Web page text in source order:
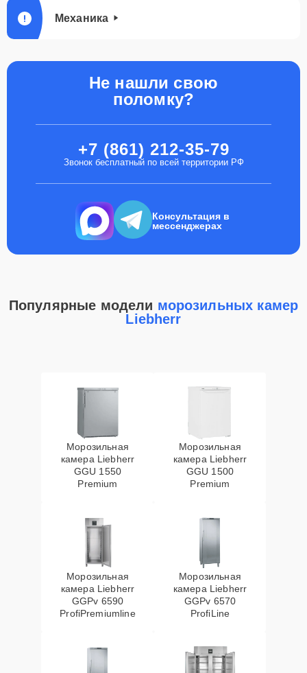
Механика
Не нашли свою
поломку?
+7 (861) 212-35-79
Звонок бесплатный по всей территории РФ
Консультация в
мессенджерах
Популярные модели морозильных камер
Liebherr
Морозильная
камера Liebherr
GGU 1550
Premium
Морозильная
камера Liebherr
GGU 1500
Premium
Морозильная
камера Liebherr
GGPv 6590
ProfiPremiumline
Морозильная
камера Liebherr
GGPv 6570
ProfiLine